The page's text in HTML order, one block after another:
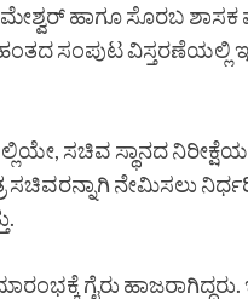
ಹಾಗೂ ಸೊರಬ
ಸಂಪುಟ ವಿಸ್ತರಣೆಯಲ್ಲಿ
ಸಚಿವ ಸ್ಥಾನದ
ಸಚಿವರನ್ನಾಗಿ ನೇಮಿಸಲು
ಗೈರು